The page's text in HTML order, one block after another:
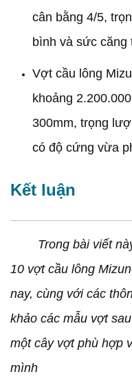
cân bằng 4/5,
bình và sức căng
Vợt cầu lông
khoảng
300mm, trọng
có độ cứng vừa
Kết luận
Trong bài viết
10 vợt cầu lông
nay, cùng với các
khảo các mẫu vợt
một cây vợt phù hợp
mình